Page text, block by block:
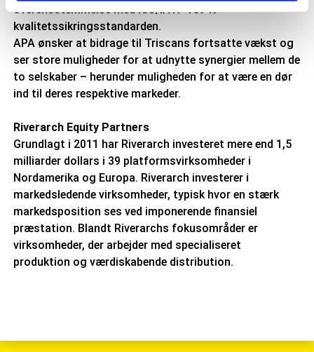
overensstemmelse med ISO/IATF 16949
kvalitetssikringsstandarden.
APA ønsker at bidrage til Triscans fortsatte vækst og
ser store muligheder for at udnytte synergier mellem de
to selskaber – herunder muligheden for at være en dør
ind til deres respektive markeder.
Riverarch Equity Partners
Grundlagt i 2011 har Riverarch investeret mere end 1,5
milliarder dollars i 39 platformsvirksomheder i
Nordamerika og Europa. Riverarch investerer i
markedsledende virksomheder, typisk hvor en stærk
markedsposition ses ved imponerende finansiel
præstation. Blandt Riverarchs fokusområder er
virksomheder, der arbejder med specialiseret
produktion og værdiskabende distribution.